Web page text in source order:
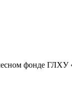
фонде ГЛХУ